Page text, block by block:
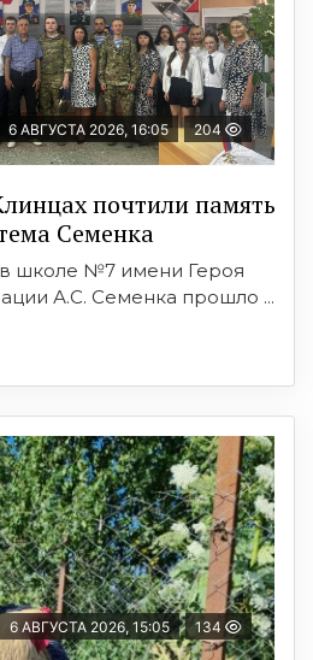
6 АВГУСТА 2026, 16:05 204
почтили память
Семенка
в школе №7 имени Героя
А.С. Семенка прошло ...
6 АВГУСТА 2026, 15:05 134